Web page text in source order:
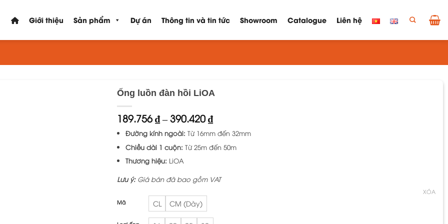
Giới thiệu Sản phẩm Dự án Thông tin và tin tức Showroom Catalogue Liên hệ
Ống luồn đàn hồi LiOA
189.756₫– 390.420₫Khoảng
giá:
từ
189.756 ₫
Đường kính ngoài: Từ 16mm đến 32mm
Chiều dài 1 cuộn: Từ 25m đến 50m
Thương hiệu: LiOA
Lưu ý:Giá bán đã bao gồm VAT
Mã CL CM (Dày)
XÓA